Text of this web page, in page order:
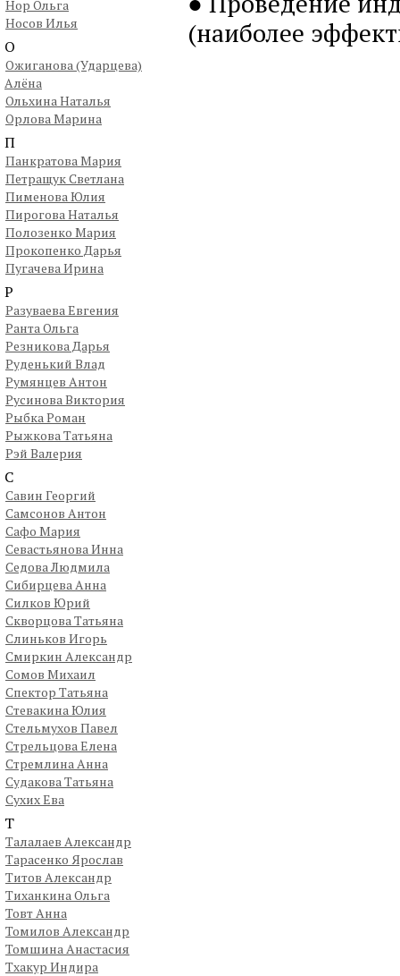
Нор Ольга
Носов Илья
О
Ожиганова (Ударцева)
Алёна
Ольхина Наталья
Орлова Марина
П
Панкратова Мария
Петращук Светлана
Пименова Юлия
Пирогова Наталья
Полозенко Мария
Прокопенко Дарья
Пугачева Ирина
Р
Разуваева Евгения
Ранта Ольга
Резникова Дарья
Руденький Влад
Румянцев Антон
Русинова Виктория
Рыбка Роман
Рыжкова Татьяна
Рэй Валерия
С
Савин Георгий
Самсонов Антон
Сафо Мария
Севастьянова Инна
Седова Людмила
Сибирцева Анна
Силков Юрий
Скворцова Татьяна
Слиньков Игорь
Смиркин Александр
Сомов Михаил
Спектор Татьяна
Стевакина Юлия
Стельмухов Павел
Стрельцова Елена
Стремлина Анна
Судакова Татьяна
Сухих Ева
Т
Талалаев Александр
Тарасенко Ярослав
Титов Александр
Тиханкина Ольга
Товт Анна
Томилов Александр
Томшина Анастасия
Тхакур Индира
(наиболее